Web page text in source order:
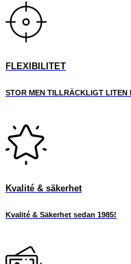
FLEXIBILITET
STOR MEN TILLRÄCKLIGT LITEN
Kvalité & säkerhet
Kvalité & Säkerhet sedan 1985!